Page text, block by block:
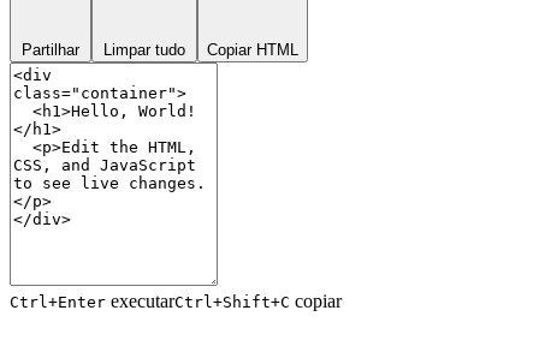
Partilhar Limpar tudo Copiar HTML
Ctrl+Enter executarCtrl+Shift+C copiar